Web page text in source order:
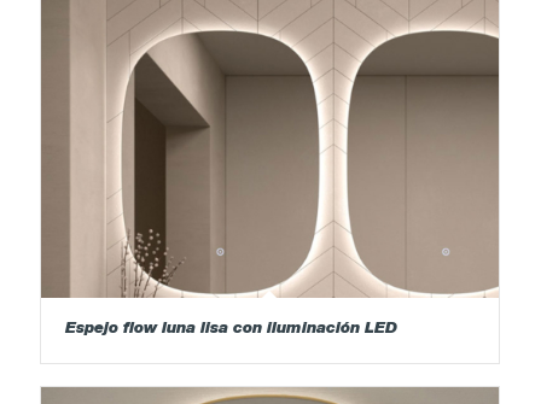
Espejo flow luna lisa con iluminación LED